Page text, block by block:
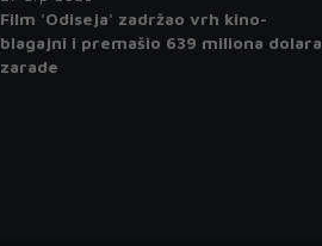
Film 'Odiseja' zadržao vrh kino-
blagajni i premašio 639 miliona dolara
zarade